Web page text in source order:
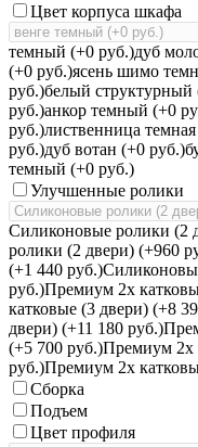
Цвет корпуса шкафа
темный (+0 руб.)дуб
(+0 руб.)ясень шимо
руб.)белый структурный
руб.)анкор темный (+0
руб.)лиственница
руб.)дуб вотан (+0 руб.)
темный (+0 руб.)
Улучшенные ролики
Силиконовые ролики (2
ролики (2 двери) (+960
(+1 440 руб.)
руб.)Премиум 2х
катковые (3 двери) (+8
двери) (+11 180 руб.)
(+5 700 руб.)Премиум 2х
руб.)Премиум 2х
Сборка
Подъем
Цвет профиля